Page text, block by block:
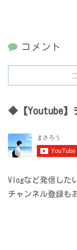
コメント
◆【Youtube】
Vlogなど発信した
チャンネル登録も